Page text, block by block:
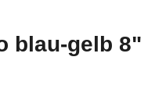
blau-gelb 8"